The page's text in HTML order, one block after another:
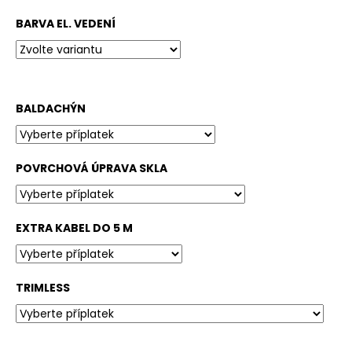
BARVA EL. VEDENÍ
BALDACHÝN
POVRCHOVÁ ÚPRAVA SKLA
EXTRA KABEL DO 5 M
TRIMLESS